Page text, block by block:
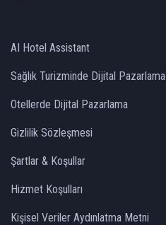
AI Hotel Assistant
Sağlık Turizminde Dijital Pazarlama
Otellerde Dijital Pazarlama
Gizlilik Sözleşmesi
Şartlar & Koşullar
Hizmet Koşulları
Kişisel Veriler Aydınlatma Metni